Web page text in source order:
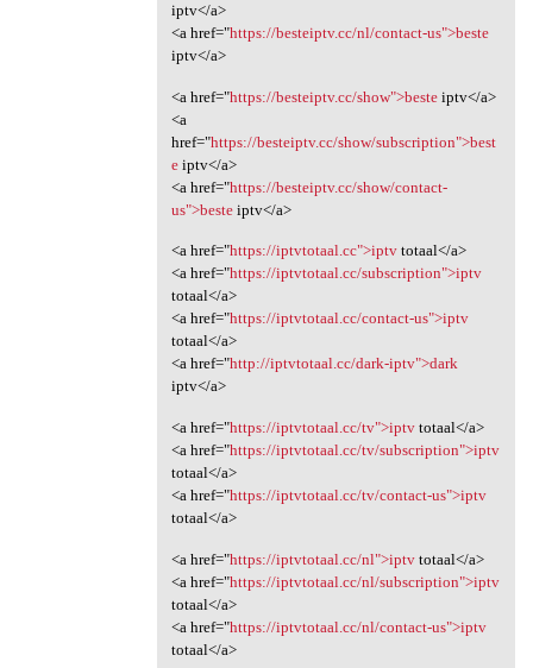
iptv</a>
<a href="https://besteiptv.cc/nl/contact-us">beste
iptv</a>
<a href="https://besteiptv.cc/show">besteiptv</a>
<a
href="https://besteiptv.cc/show/subscription">best
eiptv</a>
<a href="https://besteiptv.cc/show/contact-
us">besteiptv</a>
<a href="https://iptvtotaal.cc">iptvtotaal</a>
<a href="https://iptvtotaal.cc/subscription">iptv
totaal</a>
<a href="https://iptvtotaal.cc/contact-us">iptv
totaal</a>
<a href="http://iptvtotaal.cc/dark-iptv">dark
iptv</a>
<a href="https://iptvtotaal.cc/tv">iptvtotaal</a>
<a href="https://iptvtotaal.cc/tv/subscription">iptv
totaal</a>
<a href="https://iptvtotaal.cc/tv/contact-us">iptv
totaal</a>
<a href="https://iptvtotaal.cc/nl">iptvtotaal</a>
<a href="https://iptvtotaal.cc/nl/subscription">iptv
totaal</a>
<a href="https://iptvtotaal.cc/nl/contact-us">iptv
totaal</a>